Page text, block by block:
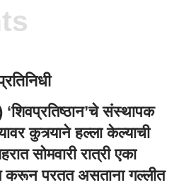
संस्थापक
कुत्र्याने हल्ला केल्याची
सोमवारी रात्री एका
करून परतत असताना गल्लीत